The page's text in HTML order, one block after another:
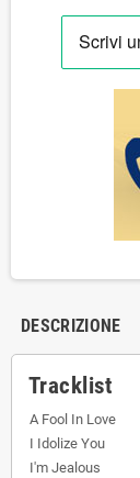
DESCRIZIONE
Tracklist
A Fool In Love
I Idolize You
I'm Jealous